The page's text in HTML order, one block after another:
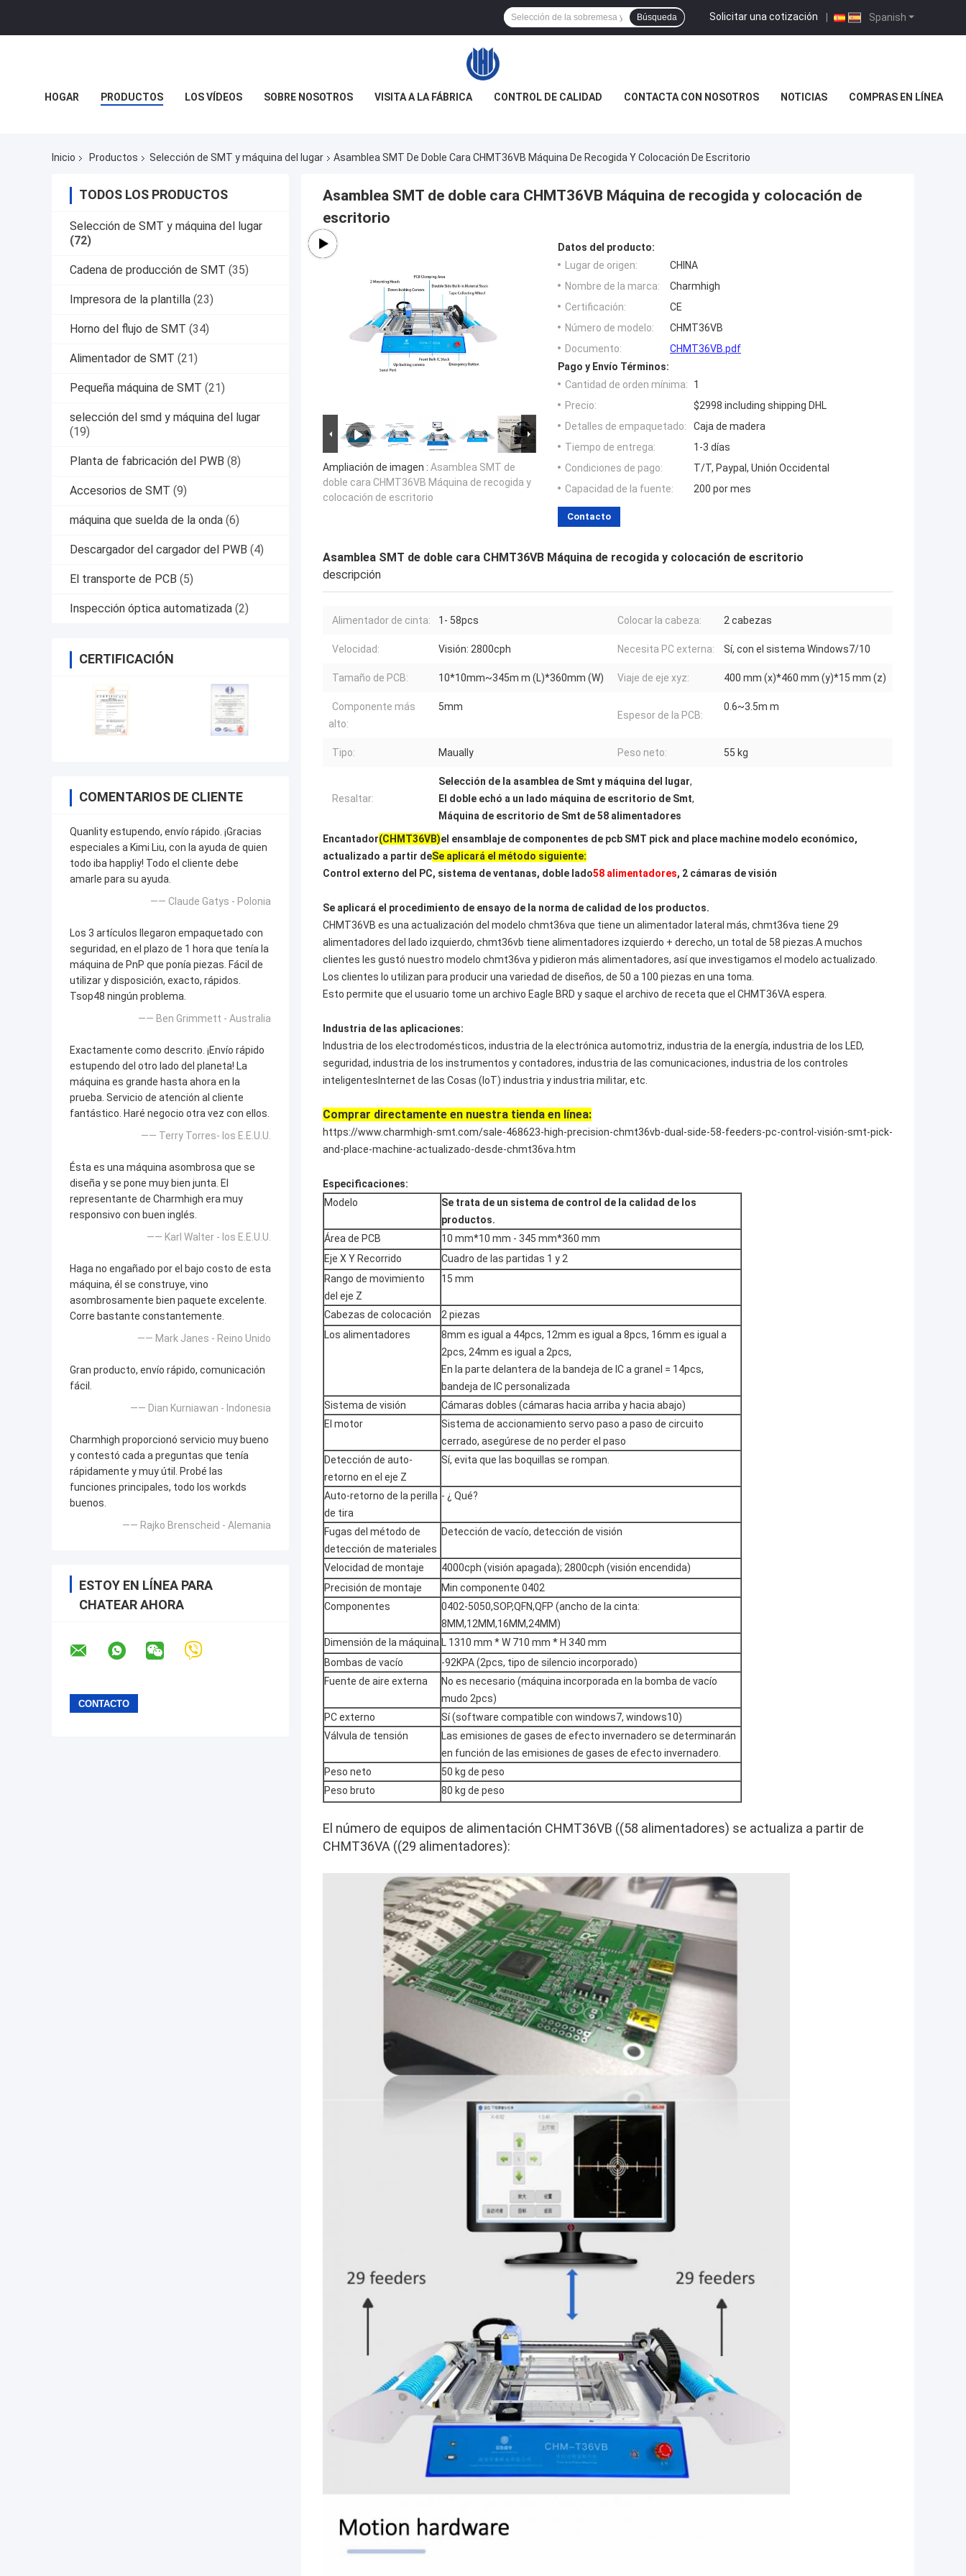
Spanish
Solicitar una cotización |
Búsqueda
HOGAR PRODUCTOS LOS VÍDEOS SOBRE NOSOTROS VISITA A LA FÁBRICA CONTROL DE CALIDAD CONTACTA CON NOSOTROS NOTICIAS COMPRAS EN LÍNEA
Inicio Productos Selección de SMT y máquina del lugar Asamblea SMT De Doble Cara CHMT36VB Máquina De Recogida Y Colocación De Escritorio
TODOS LOS PRODUCTOS
Selección de SMT y máquina del lugar
(72)
Cadena de producción de SMT (35)
Impresora de la plantilla (23)
Horno del flujo de SMT (34)
Alimentador de SMT (21)
Pequeña máquina de SMT (21)
selección del smd y máquina del lugar
(19)
Planta de fabricación del PWB (8)
Accesorios de SMT (9)
máquina que suelda de la onda (6)
Descargador del cargador del PWB (4)
El transporte de PCB (5)
Inspección óptica automatizada (2)
CERTIFICACIÓN
COMENTARIOS DE CLIENTE
Quanlity estupendo, envío rápido. ¡Gracias
especiales a Kimi Liu, con la ayuda de quien
todo iba happliy! Todo el cliente debe
amarle para su ayuda.
—— Claude Gatys - Polonia
Los 3 artículos llegaron empaquetado con
seguridad, en el plazo de 1 hora que tenía la
máquina de PnP que ponía piezas. Fácil de
utilizar y disposición, exacto, rápidos.
Tsop48 ningún problema.
—— Ben Grimmett - Australia
Exactamente como descrito. ¡Envío rápido
estupendo del otro lado del planeta! La
máquina es grande hasta ahora en la
prueba. Servicio de atención al cliente
fantástico. Haré negocio otra vez con ellos.
—— Terry Torres- los E.E.U.U.
Ésta es una máquina asombrosa que se
diseña y se pone muy bien junta. El
representante de Charmhigh era muy
responsivo con buen inglés.
—— Karl Walter - los E.E.U.U.
Haga no engañado por el bajo costo de esta
máquina, él se construye, vino
asombrosamente bien paquete excelente.
Corre bastante constantemente.
—— Mark Janes - Reino Unido
Gran producto, envío rápido, comunicación
fácil.
—— Dian Kurniawan - Indonesia
Charmhigh proporcionó servicio muy bueno
y contestó cada a preguntas que tenía
rápidamente y muy útil. Probé las
funciones principales, todo los workds
buenos.
—— Rajko Brenscheid - Alemania
ESTOY EN LÍNEA PARA
CHATEAR AHORA
Asamblea SMT de doble cara CHMT36VB Máquina de recogida y colocación de
escritorio
Ampliación de imagen : Asamblea SMT de
doble cara CHMT36VB Máquina de recogida y
colocación de escritorio
Datos del producto:
Lugar de origen:
CHINA
Nombre de la marca:
Charmhigh
Certificación:
CE
Número de modelo:
CHMT36VB
Documento:
CHMT36VB.pdf
Pago y Envío Términos:
Cantidad de orden mínima:
1
Precio:
$2998 including shipping DHL
Detalles de empaquetado:
Caja de madera
Tiempo de entrega:
1-3 días
Condiciones de pago:
T/T, Paypal, Unión Occidental
Capacidad de la fuente:
200 por mes
Contacto
Asamblea SMT de doble cara CHMT36VB Máquina de recogida y colocación de escritorio
descripción
Alimentador de cinta: 1- 58pcs Colocar la cabeza: 2 cabezas
Velocidad: Visión: 2800cph Necesita PC externa: Sí, con el sistema Windows7/10
Tamaño de PCB: 10*10mm~345m m (L)*360mm (W) Viaje de eje xyz: 400 mm (x)*460 mm (y)*15 mm (z)
Componente más
alto:
5mm
Espesor de la PCB:
0.6~3.5m m
Tipo: Maually Peso neto: 55 kg
Resaltar:
Selección de la asamblea de Smt y máquina del lugar,
El doble echó a un lado máquina de escritorio de Smt,
Máquina de escritorio de Smt de 58 alimentadores
Encantador(CHMT36VB)el ensamblaje de componentes de pcb SMT pick and place machine modelo económico,
actualizado a partir deSe aplicará el método siguiente:
Control externo del PC, sistema de ventanas, doble lado58 alimentadores, 2 cámaras de visión
Se aplicará el procedimiento de ensayo de la norma de calidad de los productos.
CHMT36VB es una actualización del modelo chmt36va que tiene un alimentador lateral más, chmt36va tiene 29
alimentadores del lado izquierdo, chmt36vb tiene alimentadores izquierdo + derecho, un total de 58 piezas.A muchos
clientes les gustó nuestro modelo chmt36va y pidieron más alimentadores, así que investigamos el modelo actualizado.
Los clientes lo utilizan para producir una variedad de diseños, de 50 a 100 piezas en una toma.
Esto permite que el usuario tome un archivo Eagle BRD y saque el archivo de receta que el CHMT36VA espera.
Industria de las aplicaciones:
Industria de los electrodomésticos, industria de la electrónica automotriz, industria de la energía, industria de los LED,
seguridad, industria de los instrumentos y contadores, industria de las comunicaciones, industria de los controles
inteligentesInternet de las Cosas (IoT) industria y industria militar, etc.
Comprar directamente en nuestra tienda en línea:
https://www.charmhigh-smt.com/sale-468623-high-precision-chmt36vb-dual-side-58-feeders-pc-control-visión-smt-pick-
and-place-machine-actualizado-desde-chmt36va.htm
Especificaciones:
Modelo
Se trata de un sistema de control de la calidad de los
productos.
Área de PCB
10 mm*10 mm - 345 mm*360 mm
Eje X Y Recorrido
Cuadro de las partidas 1 y 2
Rango de movimiento
del eje Z
15 mm
Cabezas de colocación
2 piezas
Los alimentadores
8mm es igual a 44pcs, 12mm es igual a 8pcs, 16mm es igual a
2pcs, 24mm es igual a 2pcs,
En la parte delantera de la bandeja de IC a granel = 14pcs,
bandeja de IC personalizada
Sistema de visión
Cámaras dobles (cámaras hacia arriba y hacia abajo)
El motor
Sistema de accionamiento servo paso a paso de circuito
cerrado, asegúrese de no perder el paso
Detección de auto-
retorno en el eje Z
Sí, evita que las boquillas se rompan.
Auto-retorno de la perilla
de tira
- ¿ Qué?
Fugas del método de
detección de materiales
Detección de vacío, detección de visión
Velocidad de montaje
4000cph (visión apagada); 2800cph (visión encendida)
Precisión de montaje
Min componente 0402
Componentes
0402-5050,SOP,QFN,QFP (ancho de la cinta:
8MM,12MM,16MM,24MM)
Dimensión de la máquina L 1310 mm * W 710 mm * H 340 mm
Bombas de vacío
-92KPA (2pcs, tipo de silencio incorporado)
Fuente de aire externa
No es necesario (máquina incorporada en la bomba de vacío
mudo 2pcs)
PC externo
Sí (software compatible con windows7, windows10)
Válvula de tensión
Las emisiones de gases de efecto invernadero se determinarán
en función de las emisiones de gases de efecto invernadero.
Peso neto
50 kg de peso
Peso bruto
80 kg de peso
El número de equipos de alimentación CHMT36VB ((58 alimentadores) se actualiza a partir de
CHMT36VA ((29 alimentadores):